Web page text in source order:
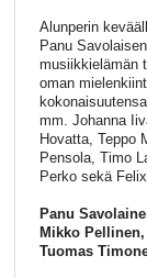
Alunperin
Panu
musiikkielämän
oman
mm. Johanna
Hovatta, Teppo
Pensola, Timo
Perko sekä
Panu
Mikko
Tuomas